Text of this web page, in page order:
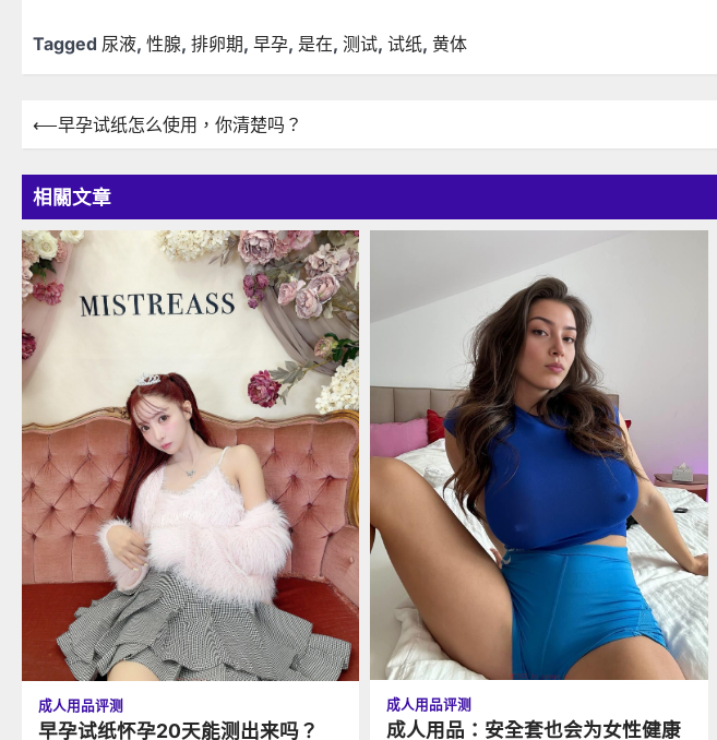
Tagged 尿液, 性腺, 排卵期, 早孕, 是在, 测试, 试纸, 黄体
文
導
覽
⟵早孕试纸怎么使用，你清楚吗？
相關文章
成人用品评测
早孕试纸怀孕20天能测出来吗？
成人用品评测
成人用品：安全套也会为女性健康